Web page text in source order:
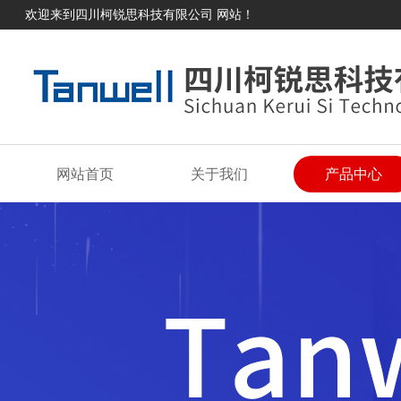
欢迎来到四川柯锐思科技有限公司 网站！
网站首页 关于我们 产品中心